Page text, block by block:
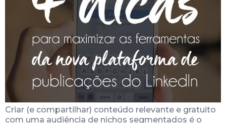
Criar (e compartilhar) conteúdo relevante e gratuito
com uma audiência de nichos segmentados é o